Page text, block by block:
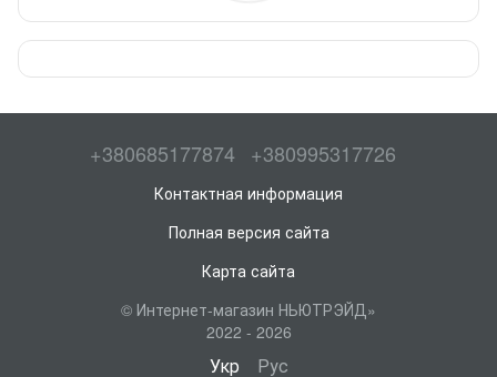
+380685177874 +380995317726
Контактная информация
Полная версия сайта
Карта сайта
© Интернет-магазин НЬЮТРЭЙД»
2022 - 2026
Укр Рус